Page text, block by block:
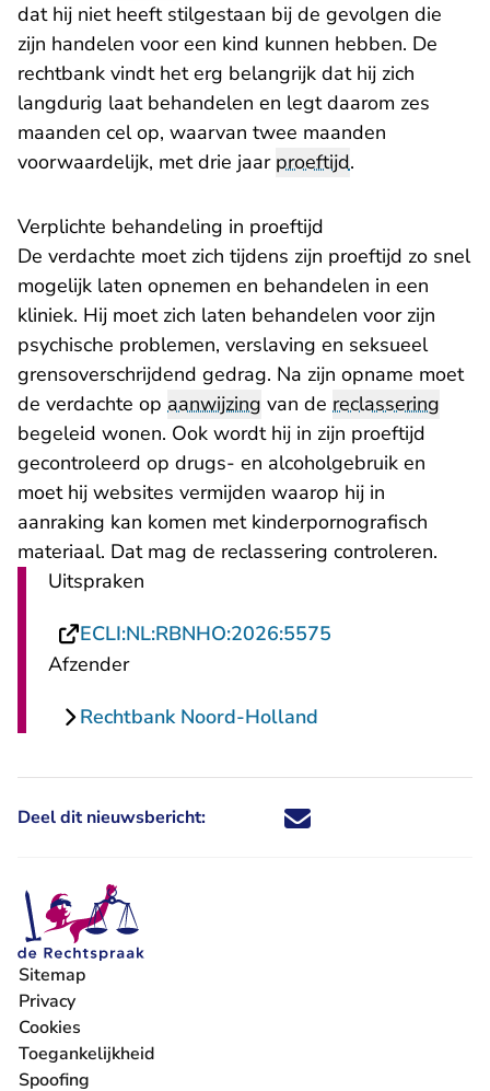
dat hij niet heeft stilgestaan bij de gevolgen die
zijn handelen voor een kind kunnen hebben. De
rechtbank vindt het erg belangrijk dat hij zich
langdurig laat behandelen en legt daarom zes
maanden cel op, waarvan twee maanden
voorwaardelijk, met drie jaar proeftijd.
Verplichte behandeling in proeftijd
De verdachte moet zich tijdens zijn proeftijd zo snel
mogelijk laten opnemen en behandelen in een
kliniek. Hij moet zich laten behandelen voor zijn
psychische problemen, verslaving en seksueel
grensoverschrijdend gedrag. Na zijn opname moet
de verdachte op aanwijzing van de reclassering
begeleid wonen. Ook wordt hij in zijn proeftijd
gecontroleerd op drugs- en alcoholgebruik en
moet hij websites vermijden waarop hij in
aanraking kan komen met kinderpornografisch
materiaal. Dat mag de reclassering controleren.
Uitspraken
ECLI:NL:RBNHO:2026:5575
Afzender
Rechtbank Noord-Holland
Deel dit nieuwsbericht: Deel dit nieuwsbericht via X -
Deel dit nieuwsbericht via
Deel dit nieuwsbericht
Deel dit
Sitemap
Privacy
Cookies
Toegankelijkheid
Spoofing